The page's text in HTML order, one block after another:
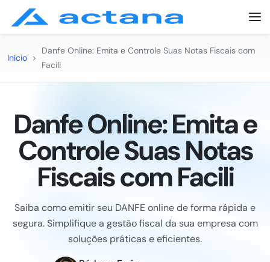
Início >
Danfe Online: Emita e Controle Suas Notas Fiscais com
Facili
Danfe Online: Emita e
Controle Suas Notas
Fiscais com Facili
Saiba como emitir seu DANFE online de forma rápida e
segura. Simplifique a gestão fiscal da sua empresa com
soluções práticas e eficientes.